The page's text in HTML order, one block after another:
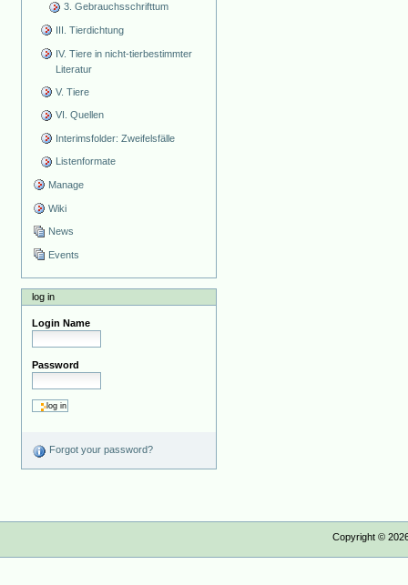
3. Gebrauchsschrifttum
III. Tierdichtung
IV. Tiere in nicht-tierbestimmter
Literatur
V. Tiere
VI. Quellen
Interimsfolder: Zweifelsfälle
Listenformate
Manage
Wiki
News
Events
log in
Login Name
Password
Forgot your password?
Copyright ©